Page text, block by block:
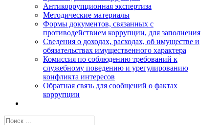
Антикоррупционная экспертиза
Методические материалы
Формы документов, связанных с
противодействием коррупции, для заполнения
Сведения о доходах, расходах, об имуществе и
обязательствах имущественного характера
Комиссия по соблюдению требований к
служебному поведению и урегулированию
конфликта интересов
Обратная связь для сообщений о фактах
коррупции
Результат